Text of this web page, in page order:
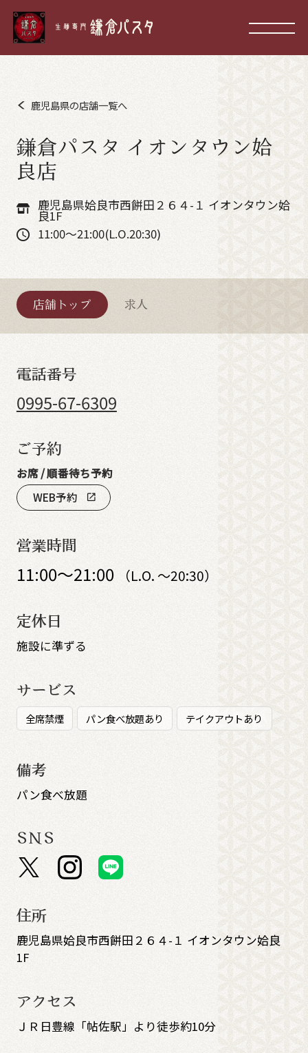
鹿児島県の店舗一覧へ
鎌倉パスタ イオンタウン姶
良店
鹿児島県姶良市西餅田２６４-１ イオンタウン姶
良1F
11:00～21:00(L.O.20:30)
店舗トップ 求人
電話番号
0995-67-6309
ご予約
お席 / 順番待ち予約
WEB予約
open_in_new
営業時間
11:00～21:00 （L.O. ～20:30）
定休日
施設に準ずる
サービス
全席禁煙 パン食べ放題あり テイクアウトあり
備考
パン食べ放題
SNS
住所
鹿児島県姶良市西餅田２６４-１ イオンタウン姶良
1F
アクセス
ＪＲ日豊線「帖佐駅」より徒歩約10分